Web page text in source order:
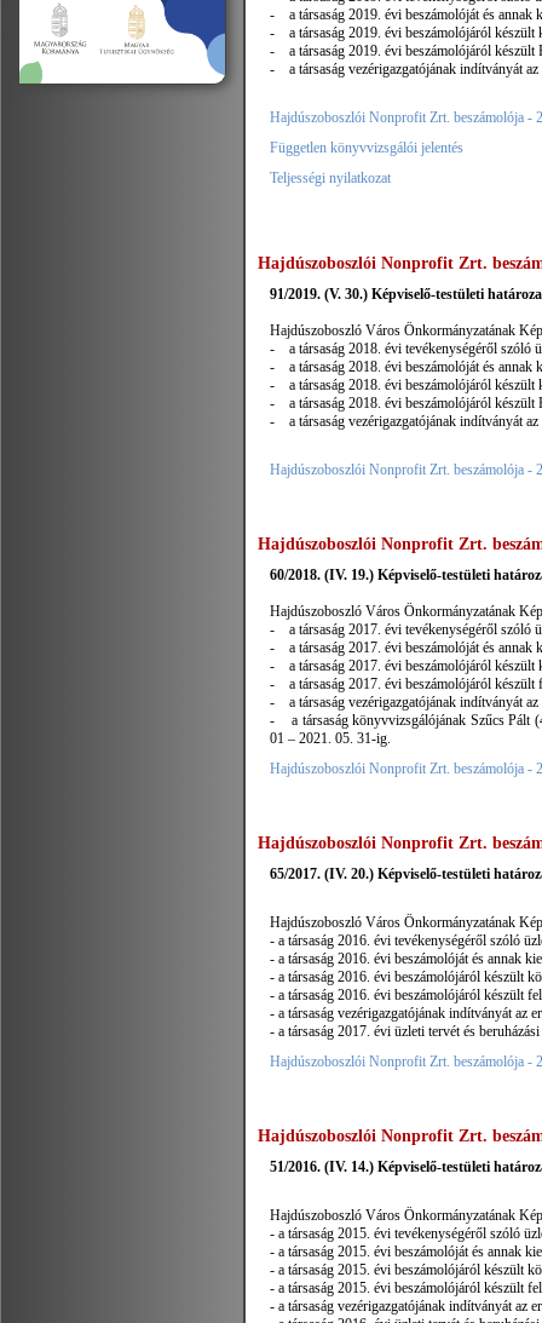
- a társaság 2019. évi beszámolóját és annak
- a társaság 2019. évi beszámolójáról készült
- a társaság 2019. évi beszámolójáról készült
- a társaság vezérigazgatójának indítványát az
Hajdúszoboszlói Nonprofit Zrt. beszámolója -
Független könyvvizsgálói jelentés
Teljességi nyilatkozat
Hajdúszoboszlói Nonprofit Zrt.
91/2019. (V. 30.) Képviselő-testületi
Hajdúszoboszló Város Önkormányzatának
- a társaság 2018. évi tevékenységéről szóló
- a társaság 2018. évi beszámolóját és annak
- a társaság 2018. évi beszámolójáról készült
- a társaság 2018. évi beszámolójáról készült
- a társaság vezérigazgatójának indítványát az
Hajdúszoboszlói Nonprofit Zrt. beszámolója -
Hajdúszoboszlói Nonprofit Zrt.
60/2018. (IV. 19.) Képviselő-testületi
Hajdúszoboszló Város Önkormányzatának
- a társaság 2017. évi tevékenységéről szóló
- a társaság 2017. évi beszámolóját és annak
- a társaság 2017. évi beszámolójáról készült
- a társaság 2017. évi beszámolójáról készült
- a társaság vezérigazgatójának indítványát az
- a társaság könyvvizsgálójának Szűcs Pált
01 – 2021. 05. 31-ig.
Hajdúszoboszlói Nonprofit Zrt. beszámolója -
Hajdúszoboszlói Nonprofit Zrt.
65/2017. (IV. 20.) Képviselő-testületi
Hajdúszoboszló Város Önkormányzatának
- a társaság 2016. évi tevékenységéről szóló
- a társaság 2016. évi beszámolóját és annak
- a társaság 2016. évi beszámolójáról készült
- a társaság 2016. évi beszámolójáról készült
- a társaság vezérigazgatójának indítványát az
- a társaság 2017. évi üzleti tervét és
Hajdúszoboszlói Nonprofit Zrt. beszámolója -
Hajdúszoboszlói Nonprofit Zrt.
51/2016. (IV. 14.) Képviselő-testületi
Hajdúszoboszló Város Önkormányzatának
- a társaság 2015. évi tevékenységéről szóló
- a társaság 2015. évi beszámolóját és annak
- a társaság 2015. évi beszámolójáról készült
- a társaság 2015. évi beszámolójáról készült
- a társaság vezérigazgatójának indítványát az